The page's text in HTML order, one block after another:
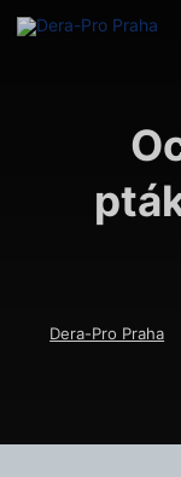
Dera-Pro Praha